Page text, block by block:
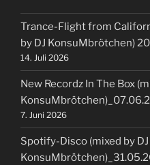
Trance-Flight from
by DJ KonsuMbrötchen)
14. Juli 2026
New Recordz In The Box
7. Juni 2026
Spotify-Disco (mixed by DJ